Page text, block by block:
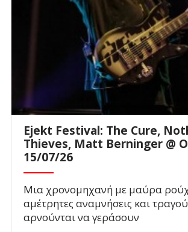
Ejekt Festival: The Cure,
Thieves, Matt Berninger @
15/07/26
Μια χρονομηχανή με μαύρα
αμέτρητες αναμνήσεις και
αρνούνται να γεράσουν